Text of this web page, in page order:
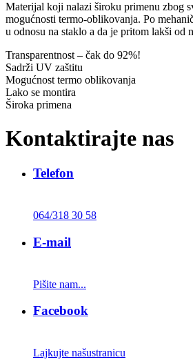
Materijal koji nalazi široku primenu zbog
mogućnosti termo-oblikovanja. Po
u odnosu na staklo a da je pritom lakši od
Transparentnost – čak do 92%!
Sadrži UV zaštitu
Mogućnost termo oblikovanja
Lako se montira
Široka primena
Kontaktirajte nas
Telefon
064/318 30 58
E-mail
Pišite nam...
Facebook
Lajkujte našustranicu